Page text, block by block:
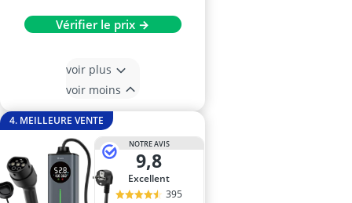
Vérifier le prix →
voir plus
voir moins
4. MEILLEURE VENTE
NOTRE AVIS
9,8
Excellent
395